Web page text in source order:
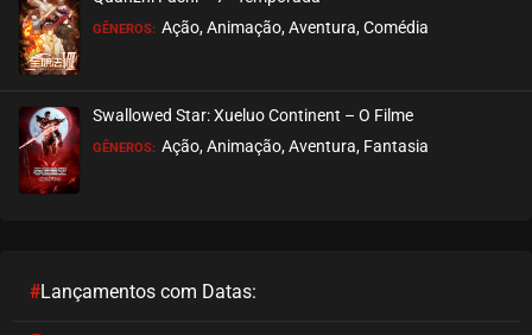
EPISÓDIO 12
EPISÓDIO 11
agosto 30, 2020
GÊNEROS: Ação, Animação, Aventura, Comédia
Swallowed Star: Xueluo Continent – O Filme
GÊNEROS: Ação, Animação, Aventura, Fantasia
#Lançamentos com Datas: